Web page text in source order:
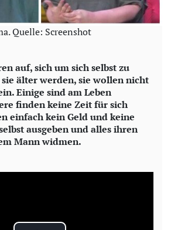
Quelle: Screenshot
auf, sich um sich selbst zu
älter werden, sie wollen nicht
Einige sind am Leben
finden keine Zeit für sich
einfach kein Geld und keine
ausgeben und alles ihren
Mann widmen.